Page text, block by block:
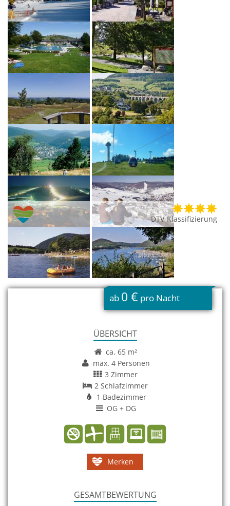
DTV-Klassifizierung
ab 0 € pro Nacht
ÜBERSICHT
ca. 65 m²
max. 4 Personen
3 Zimmer
2 Schlafzimmer
1 Badezimmer
OG + DG
Merken
GESAMTBEWERTUNG